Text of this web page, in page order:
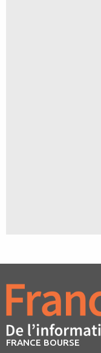
FRANCE BOURSE